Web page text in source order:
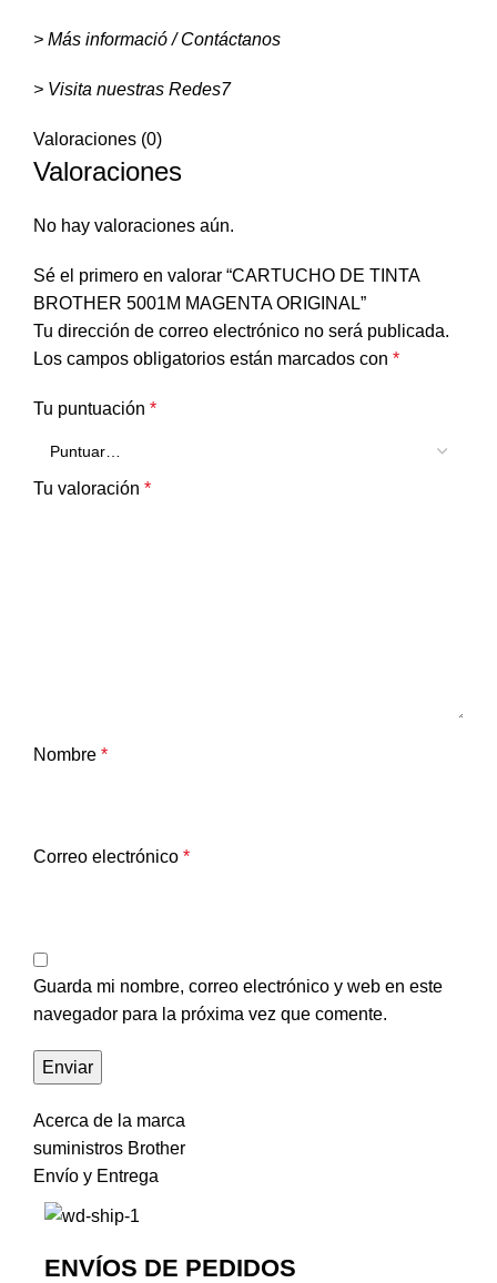
> Más informació / Contáctanos
> Visita nuestras Redes7
Valoraciones (0)
Valoraciones
No hay valoraciones aún.
Sé el primero en valorar “CARTUCHO DE TINTA
BROTHER 5001M MAGENTA ORIGINAL”
Tu dirección de correo electrónico no será publicada.
Los campos obligatorios están marcados con *
Tu puntuación *
Tu valoración *
Nombre *
Correo electrónico *
Guarda mi nombre, correo electrónico y web en este
navegador para la próxima vez que comente.
Acerca de la marca
suministros Brother
Envío y Entrega
ENVÍOS DE PEDIDOS